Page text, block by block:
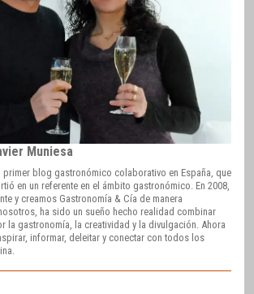
Muniesa
primer blog gastronómico colaborativo en España, que
en un referente en el ámbito gastronómico. En 2008,
y creamos Gastronomía & Cía de manera
ha sido un sueño hecho realidad combinar
la gastronomía, la creatividad y la divulgación. Ahora
informar, deleitar y conectar con todos los